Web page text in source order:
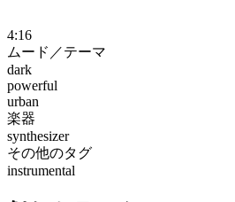
4:16
ムード／テーマ
dark
powerful
urban
楽器
synthesizer
その他のタグ
instrumental